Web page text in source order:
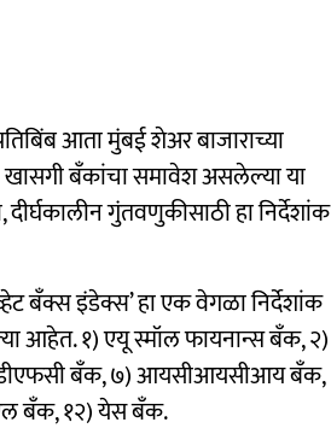
आता मुंबई शेअर बाजाराच्या
खासगी बँकांचा समावेश असलेल्या या
दीर्घकालीन गुंतवणुकीसाठी हा निर्देशांक
बँक्स इंडेक्स’ हा एक वेगळा निर्देशांक
आहेत. १) एयू स्मॉल फायनान्स बँक, २)
बँक, ७) आयसीआयसीआय बँक,
बँक, १२) येस बॅंक.